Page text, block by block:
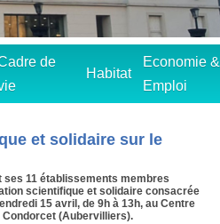
de
Habitat
Economie &
Emploi
et solidaire sur le
ses 11 établissements membres
scientifique et solidaire consacrée
15 avril, de 9h à 13h, au Centre
(Aubervilliers).